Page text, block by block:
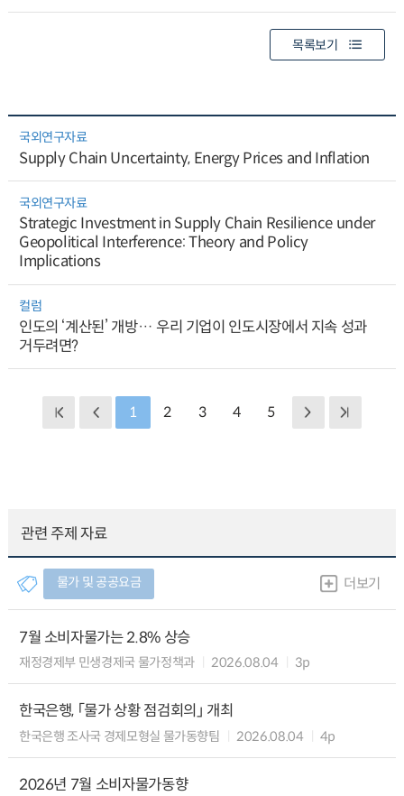
목록보기
국외연구자료
Supply Chain Uncertainty, Energy Prices and Inflation
국외연구자료
Strategic Investment in Supply Chain Resilience under
Geopolitical Interference: Theory and Policy
Implications
컬럼
인도의 ‘계산된’ 개방… 우리 기업이 인도시장에서 지속 성과
거두려면?
1 2 3 4 5
관련 주제 자료
물가 및 공공요금 더보기
7월 소비자물가는 2.8% 상승
재정경제부 민생경제국 물가정책과 2026.08.04 3p
한국은행, 「물가 상황 점검회의」 개최
한국은행 조사국 경제모형실 물가동향팀 2026.08.04 4p
2026년 7월 소비자물가동향